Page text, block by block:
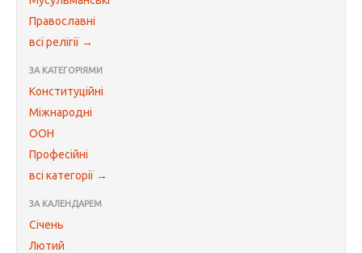
Православні
всі релігії →
ЗА КАТЕГОРІЯМИ
Конституційні
Міжнародні
ООН
Професійні
всі категорії →
ЗА КАЛЕНДАРЕМ
Січень
Лютий